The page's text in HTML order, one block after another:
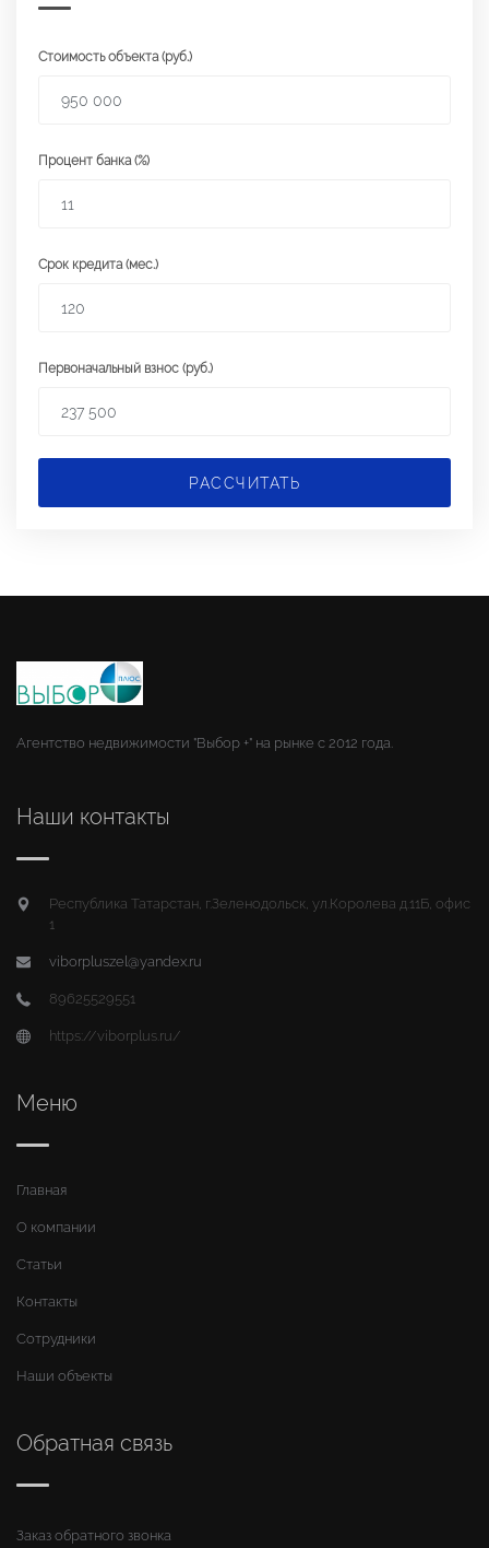
Стоимость объекта (руб.)
Процент банка (%)
Срок кредита (мес.)
Первоначальный взнос (руб.)
РАССЧИТАТЬ
Агентство недвижимости "Выбор +" на рынке с 2012 года.
Наши контакты
Республика Татарстан, г.Зеленодольск, ул.Королева д.11Б, офис
1
viborpluszel@yandex.ru
89625529551
https://viborplus.ru/
Меню
Главная
О компании
Статьи
Контакты
Сотрудники
Наши объекты
Обратная связь
Заказ обратного звонка